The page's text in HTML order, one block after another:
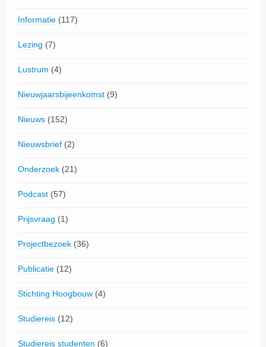
Informatie (117)
Lezing (7)
Lustrum (4)
Nieuwjaarsbijeenkomst (9)
Nieuws (152)
Nieuwsbrief (2)
Onderzoek (21)
Podcast (57)
Prijsvraag (1)
Projectbezoek (36)
Publicatie (12)
Stichting Hoogbouw (4)
Studiereis (12)
Studiereis studenten (6)